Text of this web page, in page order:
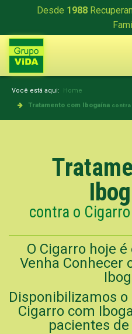
Desde 1988
Você está aqui: Home
Tratamento com Ibogaína contra
contra o
O Cigarro hoje
Venha Conhecer
Disponibilizamos
Cigarro com
pacientes de